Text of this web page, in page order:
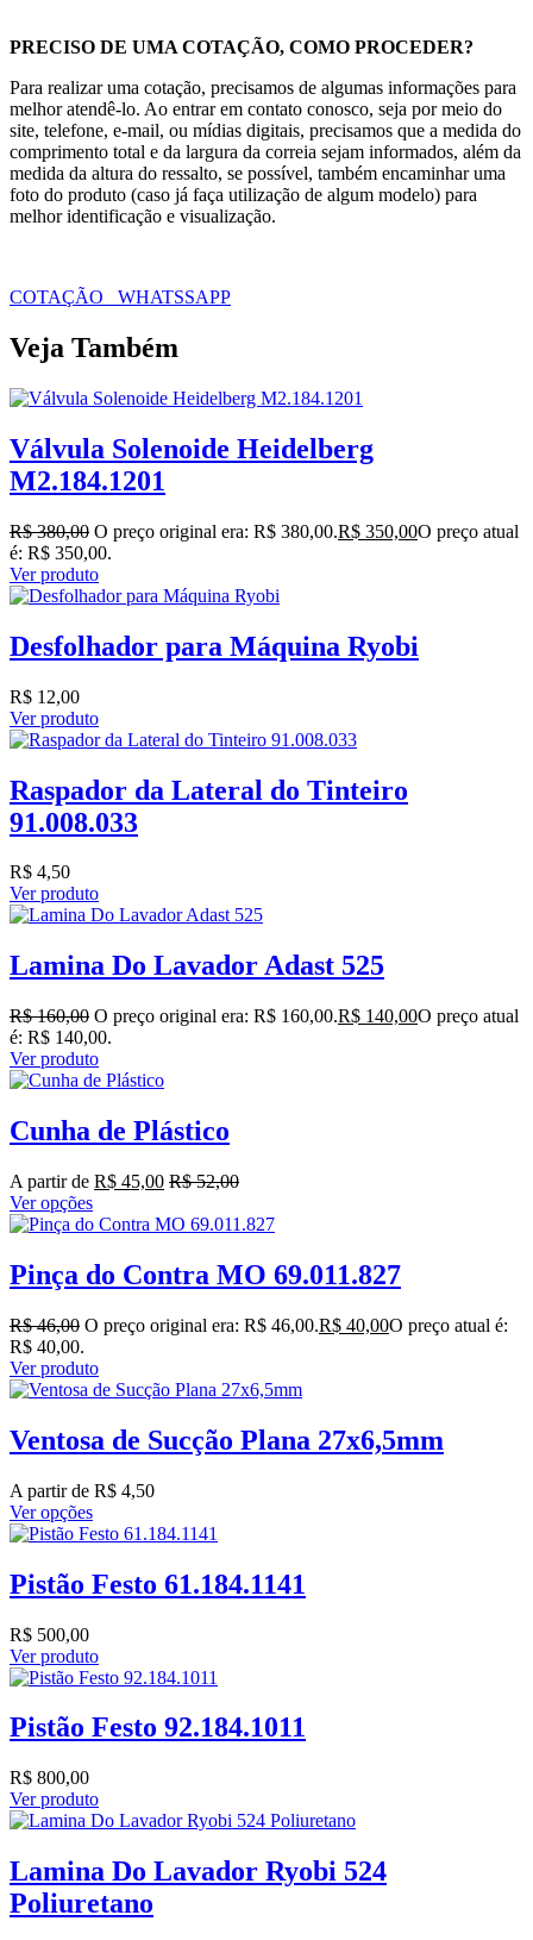
PRECISO DE UMA COTAÇÃO, COMO PROCEDER?
Para realizar uma cotação, precisamos de algumas informações para
melhor atendê-lo. Ao entrar em contato conosco, seja por meio do
site, telefone, e-mail, ou mídias digitais, precisamos que a medida do
comprimento total e da largura da correia sejam informados, além da
medida da altura do ressalto, se possível, também encaminhar uma
foto do produto (caso já faça utilização de algum modelo) para
melhor identificação e visualização.
COTAÇÃO WHATSSAPP
Veja Também
Válvula Solenoide Heidelberg
M2.184.1201
R$380,00 O preço original era: R$ 380,00.R$ 350,00O preço atual
é: R$ 350,00.
Ver produto
Desfolhador para Máquina Ryobi
R$ 12,00
Ver produto
Raspador da Lateral do Tinteiro
91.008.033
R$ 4,50
Ver produto
Lamina Do Lavador Adast 525
R$160,00 O preço original era: R$ 160,00.R$ 140,00O preço atual
é: R$ 140,00.
Ver produto
Cunha de Plástico
A partir de R$ 45,00 R$52,00
Ver opções
Pinça do Contra MO 69.011.827
R$46,00 O preço original era: R$ 46,00.R$ 40,00O preço atual é:
R$ 40,00.
Ver produto
Ventosa de Sucção Plana 27x6,5mm
A partir de R$ 4,50
Ver opções
Pistão Festo 61.184.1141
R$ 500,00
Ver produto
Pistão Festo 92.184.1011
R$ 800,00
Ver produto
Lamina Do Lavador Ryobi 524
Poliuretano